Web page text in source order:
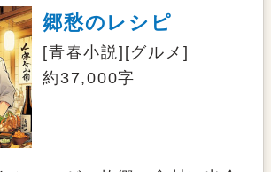
郷愁のレシピ
[青春小説][グルメ]
約37,000字